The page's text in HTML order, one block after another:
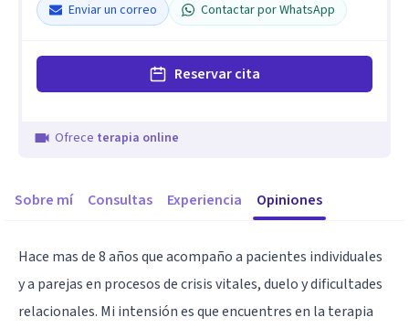
Enviar un correo Contactar por WhatsApp
Reservar cita
Ofrece terapia online
Sobre mí Consultas Experiencia Opiniones
Hace mas de 8 años que acompaño a pacientes individuales
y a parejas en procesos de crisis vitales, duelo y dificultades
relacionales. Mi intensión es que encuentres en la terapia